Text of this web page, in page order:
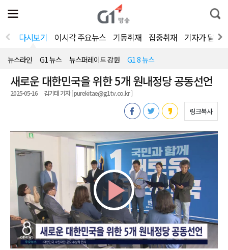
전
체
뉴
열
통
합
색
다시보기 이시각 주요뉴스 기동취재 집중취재 기자가 달려
뉴스라인 G1 뉴스 뉴스퍼레이드 강원 G1 8 뉴스
새로운 대한민국을 위한 5개 원내정당 공동선언
2025-05-16 김기태 기자 [ purekitae@g1tv.co.kr ]
링크복사
Play